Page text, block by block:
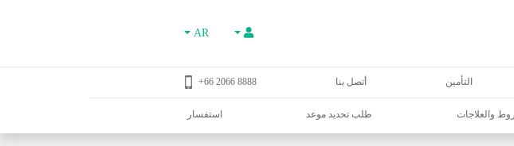
AR
التأمين أتصل بنا 8888 2066 66+
والعلاجات طلب تحديد موعد استفسار